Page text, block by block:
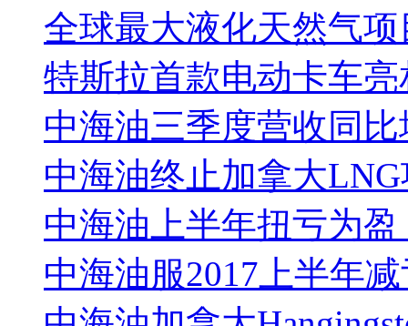
全球最大液化天然气
特斯拉首款电动卡车
中海油三季度营收同
中海油终止加拿大
中海油上半年扭亏为
中海油服2017上半年